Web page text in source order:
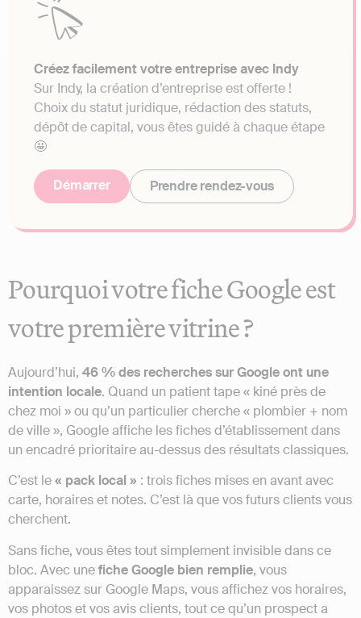
Créez facilement votre entreprise avec Indy
Sur Indy, la création d’entreprise est offerte !
Choix du statut juridique, rédaction des statuts,
dépôt de capital, vous êtes guidé à chaque étape
🤩
Démarrer Prendre rendez-vous
Pourquoi votre fiche Google est
votre première vitrine ?
Aujourd’hui, 46 % des recherches sur Google ont une
intention locale. Quand un patient tape « kiné près de
chez moi » ou qu’un particulier cherche « plombier + nom
de ville », Google affiche les fiches d’établissement dans
un encadré prioritaire au-dessus des résultats classiques.
C’est le« pack local » : trois fiches mises en avant avec
carte, horaires et notes. C’est là que vos futurs clients vous
cherchent.
Sans fiche, vous êtes tout simplement invisible dans ce
bloc. Avec unefiche Google bien remplie, vous
apparaissez sur Google Maps, vous affichez vos horaires,
vos photos et vos avis clients, tout ce qu’un prospect a